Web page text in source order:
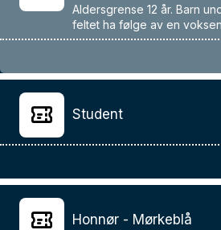
Aldersgrense 12 år. Barn
Student
Honnør - Mørkeblå